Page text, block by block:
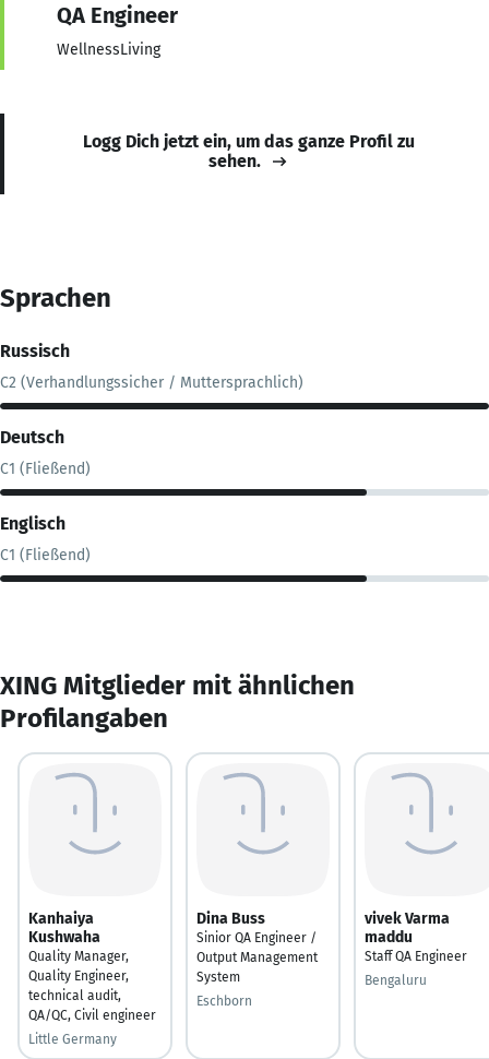
QA Engineer
WellnessLiving
Logg Dich jetzt ein, um das ganze Profil zu
sehen.
Sprachen
Russisch
C2 (Verhandlungssicher / Muttersprachlich)
Deutsch
C1 (Fließend)
Englisch
C1 (Fließend)
XING Mitglieder mit ähnlichen
Profilangaben
Kanhaiya
Kushwaha
Quality Manager,
Quality Engineer,
technical audit,
QA/QC, Civil engineer
Little Germany
Dina Buss
Sinior QA Engineer /
Output Management
System
Eschborn
vivek Varma
maddu
Staff QA Engineer
Bengaluru